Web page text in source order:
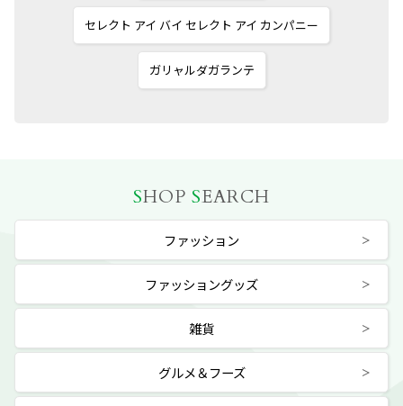
セレクト アイ バイ セレクト アイ カンパニー
ガリャルダガランテ
SHOP SEARCH
ファッション
ファッショングッズ
雑貨
グルメ＆フーズ